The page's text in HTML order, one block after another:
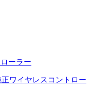
ーラー
ワイヤレスコントロー